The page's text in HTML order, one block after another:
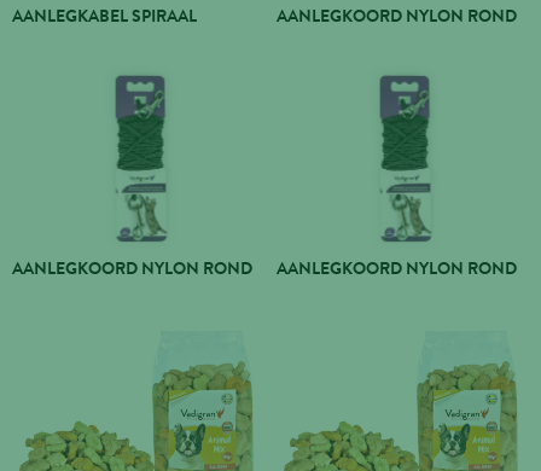
AANLEGKABEL SPIRAAL AANLEGKOORD NYLON ROND
AANLEGKOORD NYLON ROND AANLEGKOORD NYLON ROND